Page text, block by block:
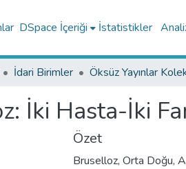
DSpace İçeriği İstatistikler
İdari Birimler Öksüz Yayınlar
İki Hasta-İki
Özet
Bruselloz, Orta Doğu,